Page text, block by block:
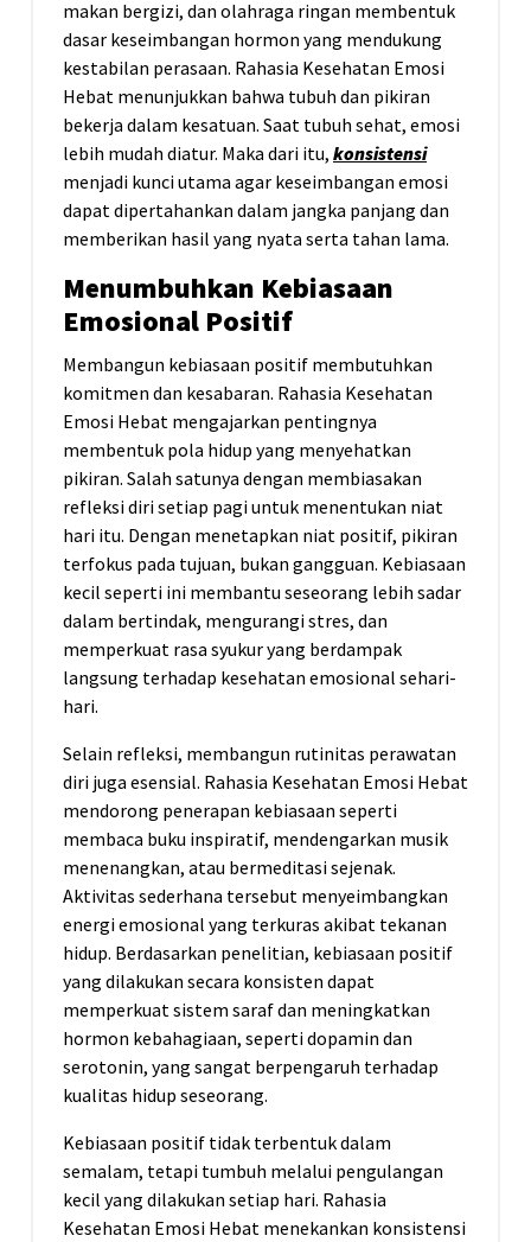
makan bergizi, dan olahraga ringan membentuk
dasar keseimbangan hormon yang mendukung
kestabilan perasaan. Rahasia Kesehatan Emosi
Hebat menunjukkan bahwa tubuh dan pikiran
bekerja dalam kesatuan. Saat tubuh sehat, emosi
lebih mudah diatur. Maka dari itu, konsistensi
menjadi kunci utama agar keseimbangan emosi
dapat dipertahankan dalam jangka panjang dan
memberikan hasil yang nyata serta tahan lama.
Menumbuhkan Kebiasaan
Emosional Positif
Membangun kebiasaan positif membutuhkan
komitmen dan kesabaran. Rahasia Kesehatan
Emosi Hebat mengajarkan pentingnya
membentuk pola hidup yang menyehatkan
pikiran. Salah satunya dengan membiasakan
refleksi diri setiap pagi untuk menentukan niat
hari itu. Dengan menetapkan niat positif, pikiran
terfokus pada tujuan, bukan gangguan. Kebiasaan
kecil seperti ini membantu seseorang lebih sadar
dalam bertindak, mengurangi stres, dan
memperkuat rasa syukur yang berdampak
langsung terhadap kesehatan emosional sehari-
hari.
Selain refleksi, membangun rutinitas perawatan
diri juga esensial. Rahasia Kesehatan Emosi Hebat
mendorong penerapan kebiasaan seperti
membaca buku inspiratif, mendengarkan musik
menenangkan, atau bermeditasi sejenak.
Aktivitas sederhana tersebut menyeimbangkan
energi emosional yang terkuras akibat tekanan
hidup. Berdasarkan penelitian, kebiasaan positif
yang dilakukan secara konsisten dapat
memperkuat sistem saraf dan meningkatkan
hormon kebahagiaan, seperti dopamin dan
serotonin, yang sangat berpengaruh terhadap
kualitas hidup seseorang.
Kebiasaan positif tidak terbentuk dalam
semalam, tetapi tumbuh melalui pengulangan
kecil yang dilakukan setiap hari. Rahasia
Kesehatan Emosi Hebat menekankan konsistensi